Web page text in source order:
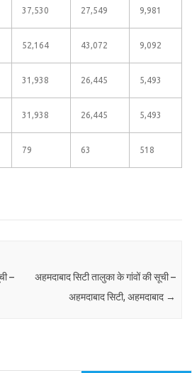
37,530 27,549 9,981
52,164 43,072 9,092
31,938 26,445 5,493
31,938 26,445 5,493
79 63 518
–
अहमदाबाद सिटी तालुका के गांवों की सूची –
अहमदाबाद सिटी, अहमदाबाद →